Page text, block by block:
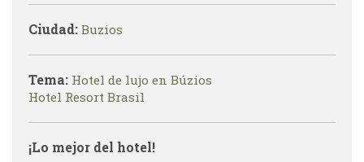
Ciudad: Buzios
Tema: Hotel de lujo en Búzios
Hotel Resort Brasil
¡Lo mejor del hotel!